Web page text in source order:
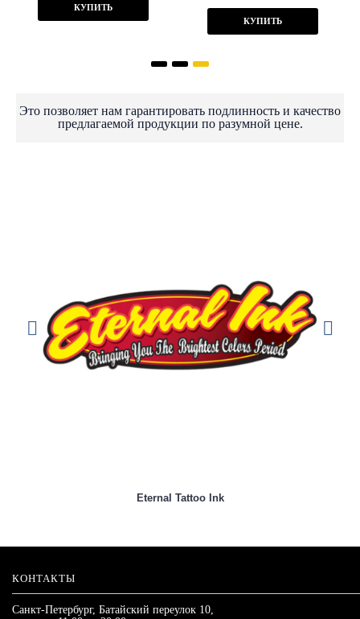
КУПИТЬ
КУПИТЬ
Это позволяет нам гарантировать подлинность и качество
предлагаемой продукции по разумной цене.
Eternal Tattoo Ink
КОНТАКТЫ
Санкт-Петербург, Батайский переулок 10,